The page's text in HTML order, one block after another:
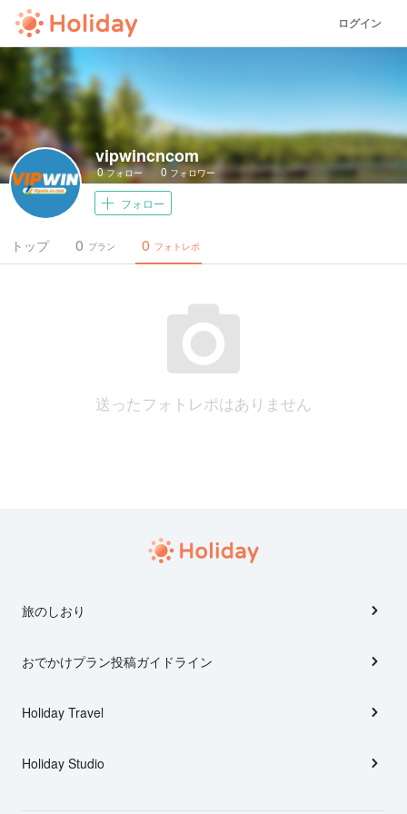
ログイン
vipwincncom
0フォロー 0 フォロワー
フォロー
トップ プラン
0 フォトレポ
0
送ったフォトレポはありません
旅のしおり
おでかけプラン投稿ガイドライン
Holiday Travel
Holiday Studio